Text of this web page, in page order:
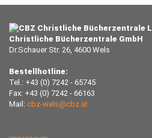
Christliche Bücherzentrale GmbH
Dr.Schauer Str. 26, 4600 Wels
Bestellhotline:
Tel.: +43 (0) 7242 - 65745
Fax: +43 (0) 7242 - 66163
Mail: cbz-wels@cbz.at